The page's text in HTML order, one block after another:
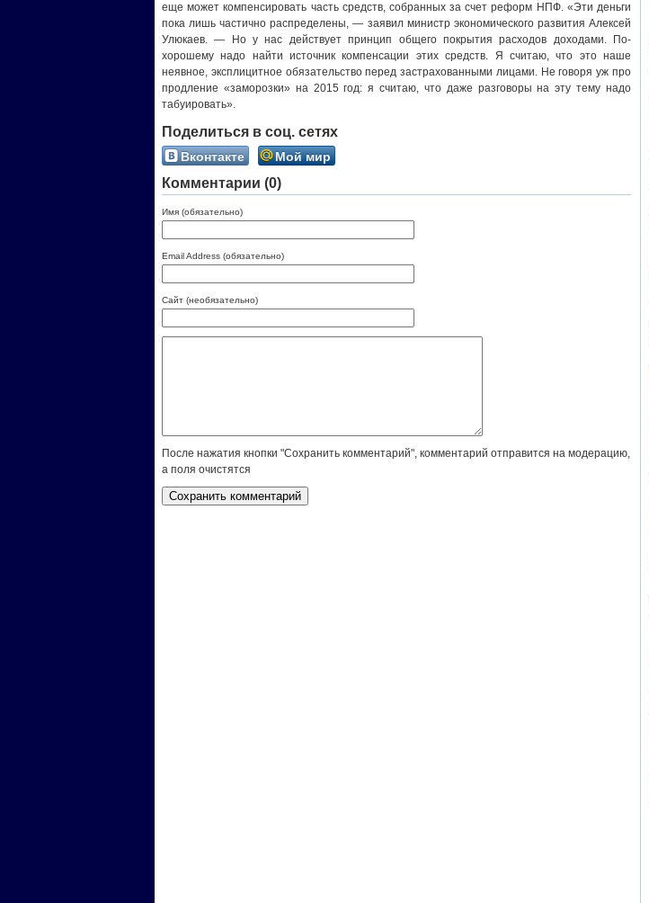
еще может компенсировать часть средств, собранных за счет реформ НПФ. «Эти деньги
пока лишь частично распределены, — заявил министр экономического развития Алексей
Улюкаев. — Но у нас действует принцип общего покрытия расходов доходами. По-
хорошему надо найти источник компенсации этих средств. Я считаю, что это наше
неявное, эксплицитное обязательство перед застрахованными лицами. Не говоря уж про
продление «заморозки» на 2015 год: я считаю, что даже разговоры на эту тему надо
табуировать».
Поделиться в соц. сетях
Вконтакте Мой мир
Комментарии (0)
Имя (обязательно)
Email Address (обязательно)
Сайт (необязательно)
После нажатия кнопки "Сохранить комментарий", комментарий отправится на модерацию,
а поля очистятся